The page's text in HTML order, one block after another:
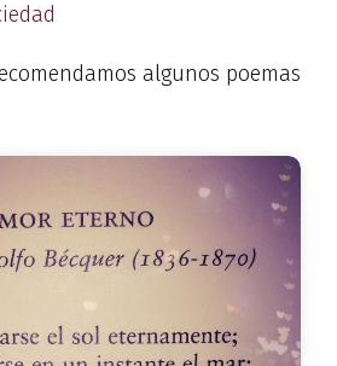
algunos poemas